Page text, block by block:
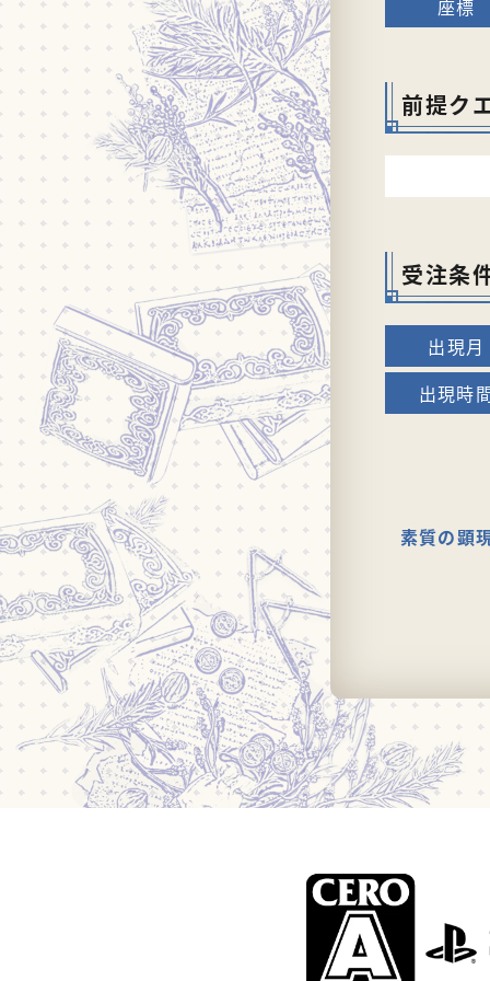
前提ク
受注条
素質の顕